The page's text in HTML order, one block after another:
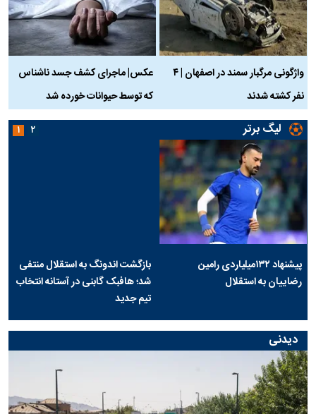
واژگونی مرگبار سمند در اصفهان | ۴
نفر کشته شدند
عکس| ماجرای کشف جسد ناشناس
که توسط حیوانات خورده شد
لیگ برتر
پیشنهاد ۱۳۲میلیاردی رامین
رضاییان به استقلال
بازگشت اندونگ به استقلال منتفی
شد؛ هافبک گابنی در آستانه انتخاب
تیم جدید
۱ ۲
دیدنی